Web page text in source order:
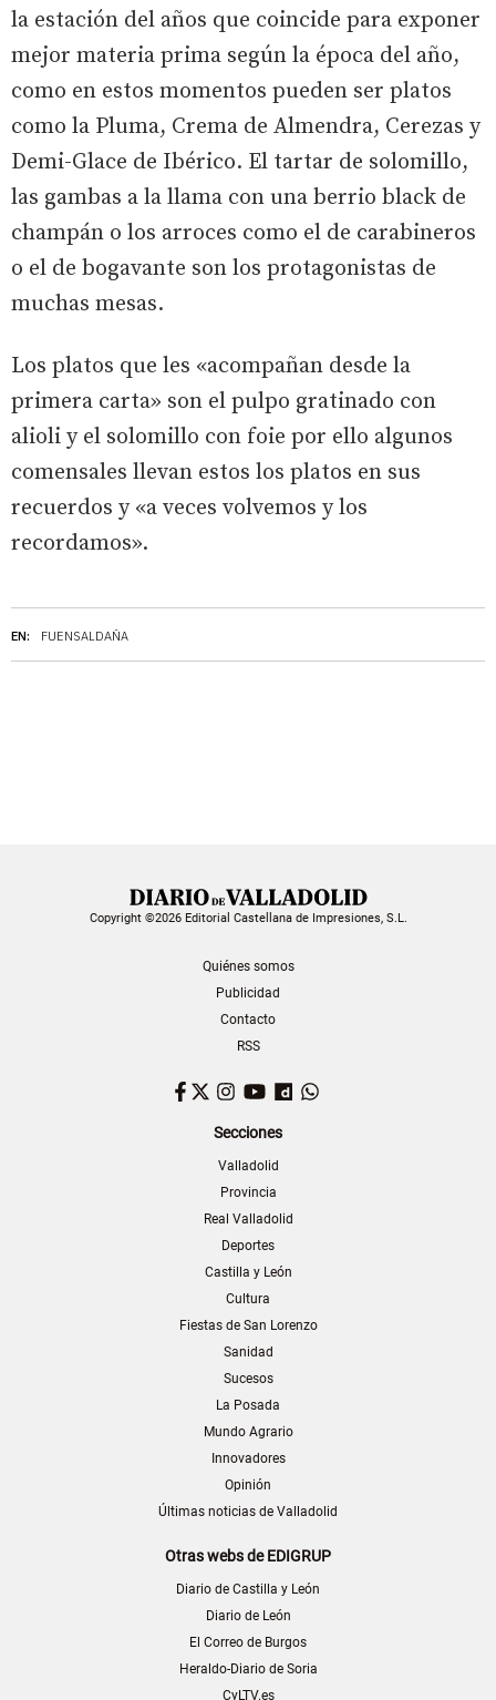
EN: FUENSALDAÑA
la estación del años que coincide para exponer
mejor materia prima según la época del año,
como en estos momentos pueden ser platos
como la Pluma, Crema de Almendra, Cerezas y
Demi-Glace de Ibérico. El tartar de solomillo,
las gambas a la llama con una berrio black de
champán o los arroces como el de carabineros
o el de bogavante son los protagonistas de
muchas mesas.
Los platos que les «acompañan desde la
primera carta» son el pulpo gratinado con
alioli y el solomillo con foie por ello algunos
comensales llevan estos los platos en sus
recuerdos y «a veces volvemos y los
recordamos».
Copyright ©2026 Editorial Castellana de Impresiones, S.L.
Quiénes somos
Publicidad
Contacto
RSS
Facebook
TwitterInstagram
YouTubeDailymotion
Secciones
Valladolid
Provincia
Real Valladolid
Deportes
Castilla y León
Cultura
Fiestas de San Lorenzo
Sanidad
Sucesos
La Posada
Mundo Agrario
Innovadores
Opinión
Últimas noticias de Valladolid
Otras webs de EDIGRUP
Diario de Castilla y León
Diario de León
El Correo de Burgos
Heraldo-Diario de Soria
CyLTV.es